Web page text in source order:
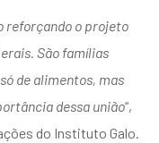
reforçando o projeto
São famílias
de alimentos, mas
dessa união“,
do Instituto Galo.